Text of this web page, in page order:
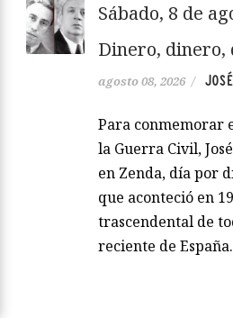
Sábado, 8 de
Dinero, dinero,
agosto 08, 2026 /
Para conmemorar
la Guerra Civil,
en Zenda, día por
que aconteció en
trascendental de
reciente de España.